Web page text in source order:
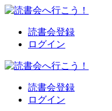
読書会登録
ログイン
読書会登録
ログイン